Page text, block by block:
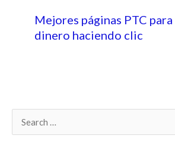
Mejores páginas PTC para
dinero haciendo clic